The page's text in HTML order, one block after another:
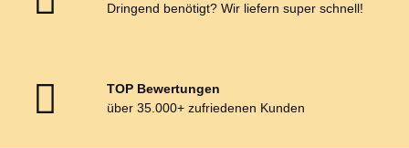
Dringend benötigt? Wir liefern super schnell!
TOP Bewertungen
über 35.000+ zufriedenen Kunden